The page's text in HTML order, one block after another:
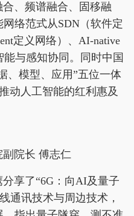
、频谱融合、固移融
络范式从SDN（软件定
定义网络）、AI-native
与感知协同。同时中国
、模型、应用”五位一体
动人工智能的红利惠及
院长 傅志仁
享了“6G：向AI及量子
通讯技术与周边技术，